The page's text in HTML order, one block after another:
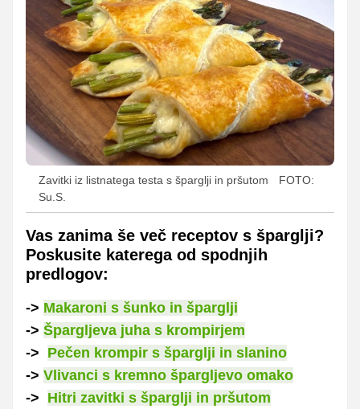
Zavitki iz listnatega testa s šparglji in pršutom
FOTO:
Su.S.
Vas zanima še več receptov s šparglji?
Poskusite katerega od spodnjih
predlogov:
-> Makaroni s šunko in šparglji
-> Špargljeva juha s krompirjem
-> Pečen krompir s šparglji in slanino
-> Vlivanci s kremno špargljevo omako
-> Hitri zavitki s šparglji in pršutom